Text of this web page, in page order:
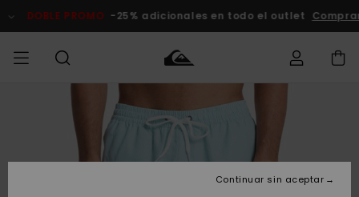
del
DOBLE PROMO -25% adicionales en todo el outlet Comprar
HOMBRE Ropa
Ropa
Shop
Surf Shop
Hombre
Tienda
Snow
Hombre
Outlet
Hombre
Accede a tu
pedido
Envio
Continuar sin aceptar